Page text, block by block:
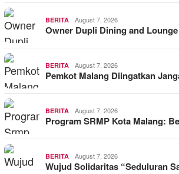
BERITA August 7, 2026
Owner Dupli Dining and
BERITA August 7, 2026
Pemkot Malang Diingatkan
BERITA August 7, 2026
Program SRMP Kota Malang:
BERITA August 7, 2026
Wujud Solidaritas “Seduluran